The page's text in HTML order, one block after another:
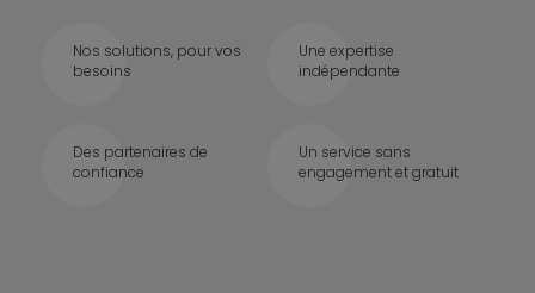
Nos solutions, pour vos
besoins
Une expertise
indépendante
Des partenaires de
confiance
Un service sans
engagement et gratuit